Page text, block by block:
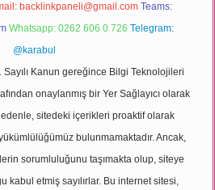
backlinkpaneli@gmail.com Teams:
Whatsapp: 0262 606 0 726 Telegram:
@karabul
Sayılı Kanun gereğince Bilgi Teknolojileri
onaylanmış bir Yer Sağlayıcı olarak
sitedeki içerikleri proaktif olarak
bulunmamaktadır. Ancak,
sorumluluğunu taşımakta olup, siteye
kabul etmiş sayılırlar. Bu internet sitesi,